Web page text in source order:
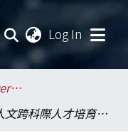
Log In
.National Taiwan University / 國立臺灣大學
科學人文跨科際人才培育平臺計畫C類-數位平臺